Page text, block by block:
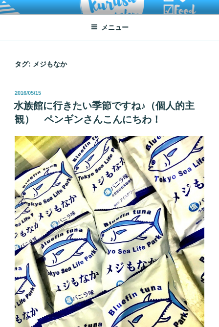
コ
ン
ン
ATSUKO KURUSU SALONE
written by Atsuko Kurusu
メニュー
タグ: メジもなか
投
稿
日:
2016/05/15
水族館に行きたい季節ですね♪（個人的主
観） ペンギンさんこんにちわ！